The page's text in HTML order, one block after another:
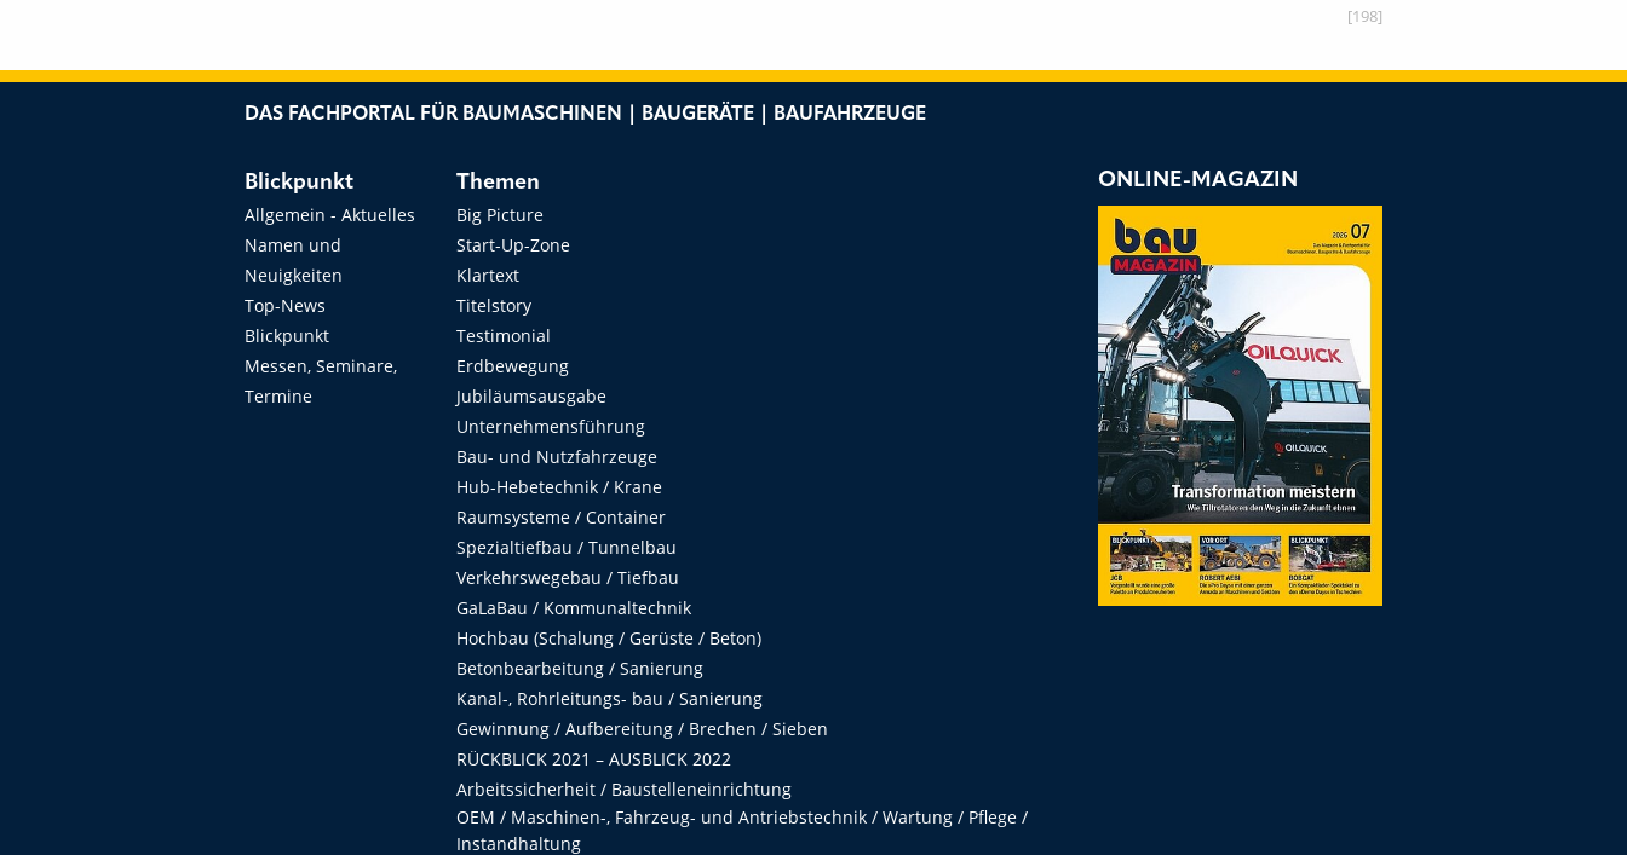
[198]
DAS FACHPORTAL FÜR BAUMASCHINEN | BAUGERÄTE | BAUFAHRZEUGE
Blickpunkt
Allgemein - Aktuelles
Namen und
Neuigkeiten
Top-News
Blickpunkt
Messen, Seminare,
Termine
Themen
Big Picture
Start-Up-Zone
Klartext
Titelstory
Testimonial
Erdbewegung
Jubiläumsausgabe
Unternehmensführung
Bau- und Nutzfahrzeuge
Hub-Hebetechnik / Krane
Raumsysteme / Container
Spezialtiefbau / Tunnelbau
Verkehrswegebau / Tiefbau
GaLaBau / Kommunaltechnik
Hochbau (Schalung / Gerüste / Beton)
Betonbearbeitung / Sanierung
Kanal-, Rohrleitungs- bau / Sanierung
Gewinnung / Aufbereitung / Brechen / Sieben
RÜCKBLICK 2021 – AUSBLICK 2022
Arbeitssicherheit / Baustelleneinrichtung
OEM / Maschinen-, Fahrzeug- und Antriebstechnik / Wartung / Pflege /
Instandhaltung
ONLINE-MAGAZIN